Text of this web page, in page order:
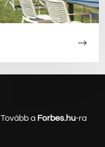
Tovább a Forbes.hu-ra